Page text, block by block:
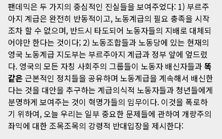
팬데믹은 두 가지의 중심적인 진실들을 보여주었다: 1) 부르주
아지 계급은 완전히 반동적이고, 노동계급의 필요 충족을 시작
조차 할 수 없으며, 반드시 타도되어 노동자들의 지배로 대체되
어야만 한다는 것이다; 2) 노동조합들과 노동당에 있는 현재의
영국 노동계급 지도부는 부르주아지 계급과 정부 앞에 엎드렸
다. 영국의 모든 자칭 사회주의 그룹들이 노동자 배신자들과똑
같은 근본적인 정치들을 공유하며 노동계급을 계속해서 배신한
다는 것을 대안을 추구하는 계급의식적 노동자들과 청년들에게
분명하게 보여주는 것이 혁명가들의 임무이다. 이것을 폭로하
기 위하여, 오늘 우리는 일부 중요한 문제들에 관하여 개량주의
좌익에 대한 조목조목의 강령적 반대입장을 제시한다: